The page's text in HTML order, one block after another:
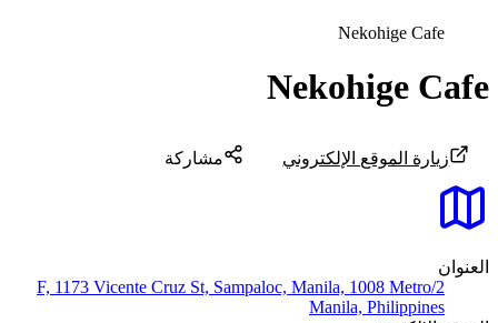
Nekohige Cafe
Nekohige Cafe
زيارة الموقع الإلكتروني مشاركة
العنوان
2/F, 1173 Vicente Cruz St, Sampaloc, Manila, 1008 Metro
Manila, Philippines